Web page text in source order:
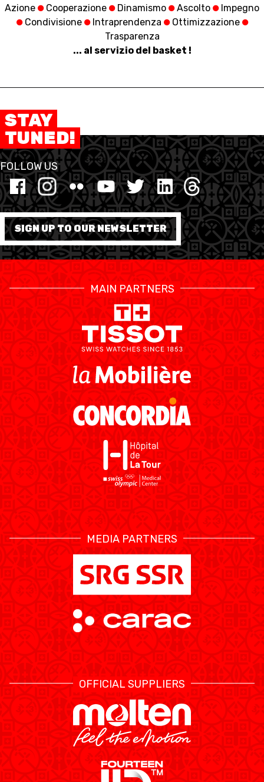
Azione Cooperazione Dinamismo Ascolto
Impegno
Condivisione
Intraprendenza
Ottimizzazione
Trasparenza
... al servizio del basket !
STAY
TUNED!
FOLLOW US
SIGN UP TO OUR NEWSLETTER
MAIN PARTNERS
MEDIA PARTNERS
OFFICIAL SUPPLIERS